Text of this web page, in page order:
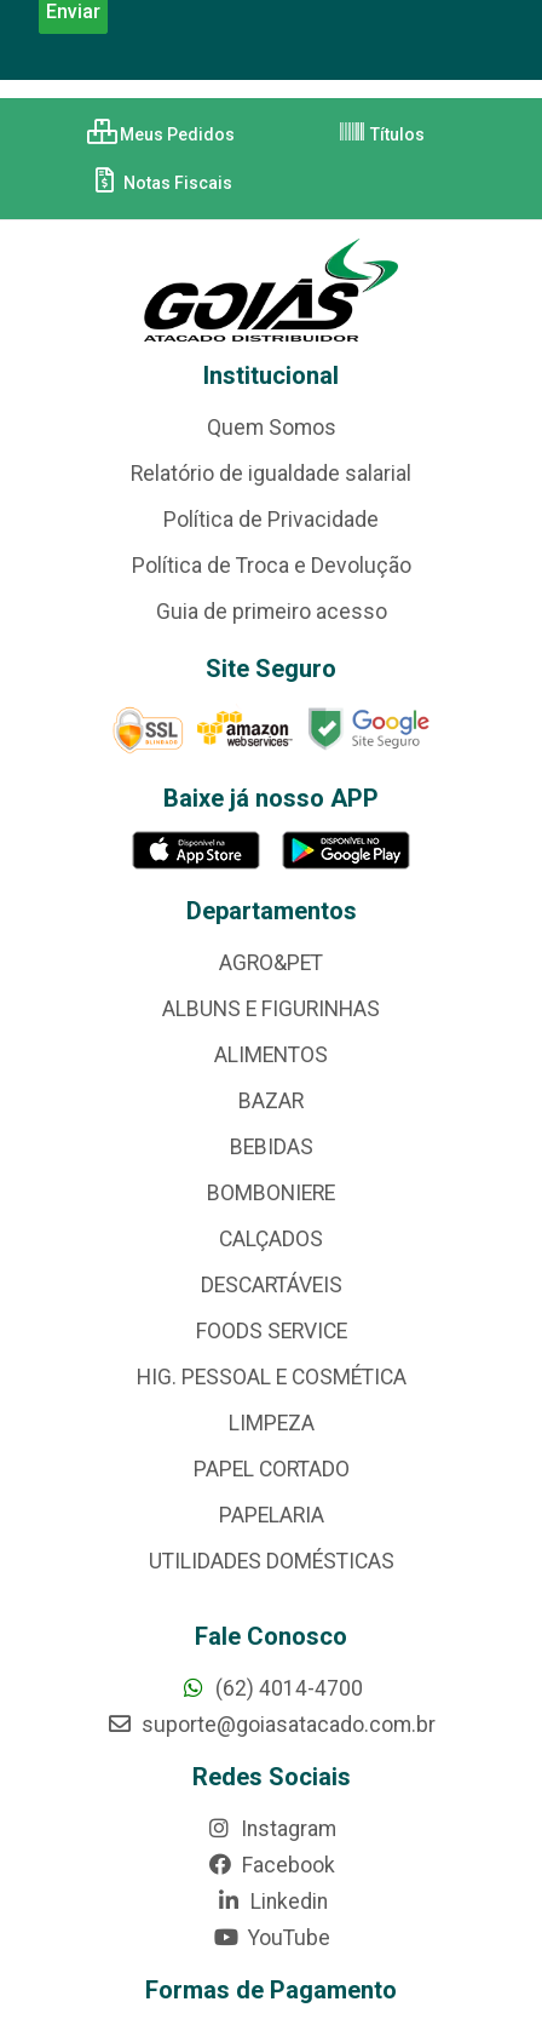
Meus Pedidos Títulos
Notas Fiscais
Institucional
Quem Somos
Relatório de igualdade salarial
Política de Privacidade
Política de Troca e Devolução
Guia de primeiro acesso
Site Seguro
Baixe já nosso APP
Departamentos
AGRO&PET
ALBUNS E FIGURINHAS
ALIMENTOS
BAZAR
BEBIDAS
BOMBONIERE
CALÇADOS
DESCARTÁVEIS
FOODS SERVICE
HIG. PESSOAL E COSMÉTICA
LIMPEZA
PAPEL CORTADO
PAPELARIA
UTILIDADES DOMÉSTICAS
Fale Conosco
(62) 4014-4700
suporte@goiasatacado.com.br
Redes Sociais
Instagram
Facebook
Linkedin
YouTube
Formas de Pagamento